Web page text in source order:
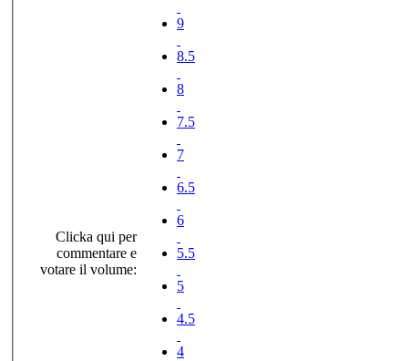
Clicka qui per
commentare e
votare il volume:
9
8.5
8
7.5
7
6.5
6
5.5
5
4.5
4